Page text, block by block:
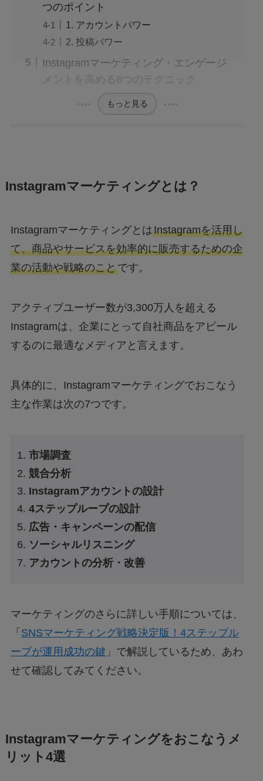
つのポイント
1. アカウントパワー
2. 投稿パワー
Instagramマーケティング・エンゲージ
メントを高める6つのテクニック
もっと見る
Instagramマーケティングとは？
InstagramマーケティングとはInstagramを活用し
て、商品やサービスを効率的に販売するための企
業の活動や戦略のことです。
アクティブユーザー数が3,300万人を超える
Instagramは、企業にとって自社商品をアピール
するのに最適なメディアと言えます。
具体的に、Instagramマーケティングでおこなう
主な作業は次の7つです。
市場調査
競合分析
Instagramアカウントの設計
4ステップループの設計
広告・キャンペーンの配信
ソーシャルリスニング
アカウントの分析・改善
マーケティングのさらに詳しい手順については、
「 SNSマーケティング戦略決定版！4ステップル
ープが運用成功の鍵 」で解説しているため、あわ
せて確認してみてください。
Instagramマーケティングをおこなうメ
リット4選